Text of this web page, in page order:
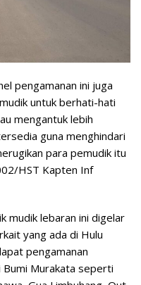
pengamanan ini juga
untuk berhati-hati
mengantuk lebih
guna menghindari
para pemudik itu
HST Kapten Inf
mudik lebaran ini digelar
yang ada di Hulu
pengamanan
Murakata seperti